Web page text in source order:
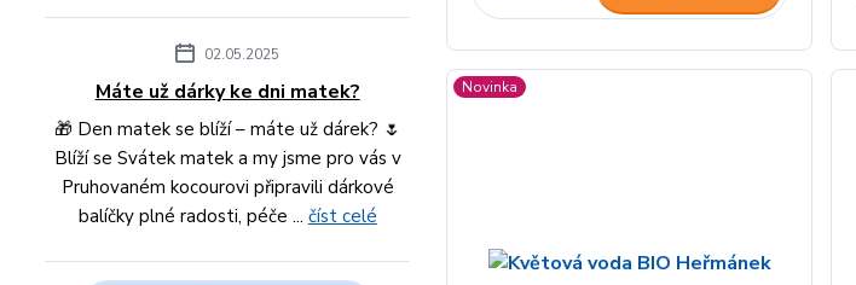
Novinka
02.05.2025
Máte už dárky ke dni matek?
🎁 Den matek se blíží – máte už dárek? 🌷
Blíží se Svátek matek a my jsme pro vás v
Pruhovaném kocourovi připravili dárkové
balíčky plné radosti, péče ... číst celé